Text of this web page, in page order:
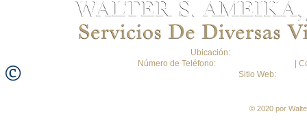
©
Ubicación:Copilco 339,
Número de Teléfono:
|
Sitio Web:
© 2020 por